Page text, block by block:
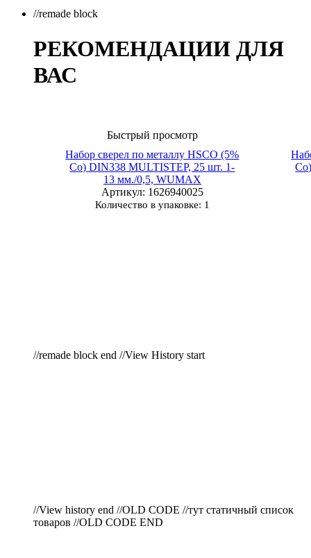
//remade block
РЕКОМЕНДАЦИИ ДЛЯ
ВАС
Быстрый просмотр
Набор сверел по металлу HSCO (5%
Co) DIN338 MULTISTEP, 25 шт. 1-
13 мм./0,5, WUMAX
Артикул: 1626940025
Количество в упаковке: 1
//remade block end //View History start
//View history end //OLD CODE //тут статичный список
товаров //OLD CODE END